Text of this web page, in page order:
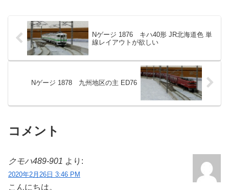
Nゲージ 1876 キハ40形 JR北海道色 単
線レイアウトが欲しい
Nゲージ 1878 九州地区の主 ED76
コメント
クモハ489-901 より:
2020年2月26日 3:46 PM
こんにちは。